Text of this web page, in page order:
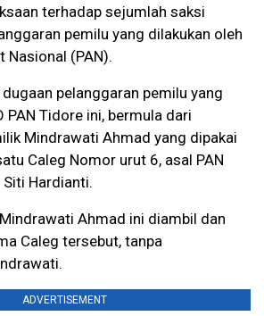
terhadap sejumlah saksi
pemilu yang dilakukan oleh
Nasional (PAN).
pelanggaran pemilu yang
PAN Tidore ini, bermula dari
Mindrawati Ahmad yang dipakai
Caleg Nomor urut 6, asal PAN
Hardianti.
Ahmad ini diambil dan
Caleg tersebut, tanpa
ADVERTISEMENT